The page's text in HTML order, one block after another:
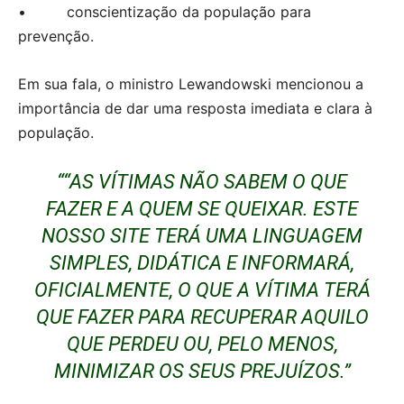
• conscientização da população para
prevenção.
Em sua fala, o ministro Lewandowski mencionou a
importância de dar uma resposta imediata e clara à
população.
““AS VÍTIMAS NÃO SABEM O QUE
FAZER E A QUEM SE QUEIXAR. ESTE
NOSSO SITE TERÁ UMA LINGUAGEM
SIMPLES, DIDÁTICA E INFORMARÁ,
OFICIALMENTE, O QUE A VÍTIMA TERÁ
QUE FAZER PARA RECUPERAR AQUILO
QUE PERDEU OU, PELO MENOS,
MINIMIZAR OS SEUS PREJUÍZOS.”